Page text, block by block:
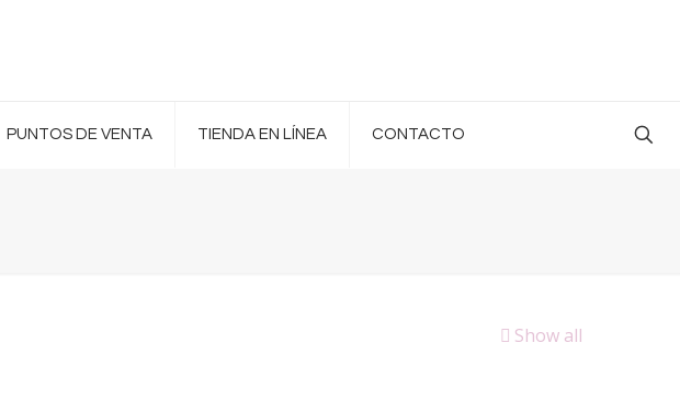
PUNTOS DE VENTA TIENDA EN LÍNEA CONTACTO
Show all